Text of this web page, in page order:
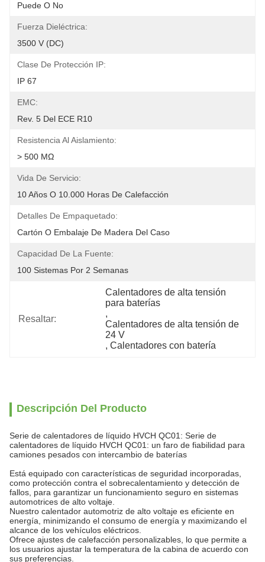
Puede O No
Fuerza Dieléctrica:
3500 V (DC)
Clase De Protección IP:
IP 67
EMC:
Rev. 5 Del ECE R10
Resistencia Al Aislamiento:
> 500 MΩ
Vida De Servicio:
10 Años O 10.000 Horas De Calefacción
Detalles De Empaquetado:
Cartón O Embalaje De Madera Del Caso
Capacidad De La Fuente:
100 Sistemas Por 2 Semanas
Resaltar:
Calentadores de alta tensión
para baterías
,
Calentadores de alta tensión de
24 V
, Calentadores con batería
Descripción Del Producto
Serie de calentadores de líquido HVCH QC01: Serie de
calentadores de líquido HVCH QC01: un faro de fiabilidad para
camiones pesados con intercambio de baterías
Está equipado con características de seguridad incorporadas,
como protección contra el sobrecalentamiento y detección de
fallos, para garantizar un funcionamiento seguro en sistemas
automotrices de alto voltaje.
Nuestro calentador automotriz de alto voltaje es eficiente en
energía, minimizando el consumo de energía y maximizando el
alcance de los vehículos eléctricos.
Ofrece ajustes de calefacción personalizables, lo que permite a
los usuarios ajustar la temperatura de la cabina de acuerdo con
sus preferencias.